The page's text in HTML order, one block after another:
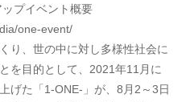
プイベント概要
one-event/
り、世の中に対し多様性社会に
を目的として、2021年11月に
げた「1-ONE-」が、8月2～3日